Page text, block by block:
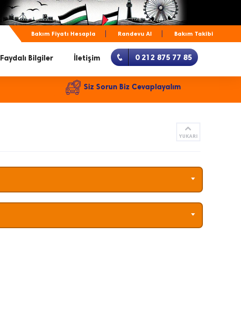
Bakım Fiyatı Hesapla Randevu Al Bakım Takibi
Faydalı Bilgiler İletişim 0 212 875 77 85
Siz Sorun Biz Cevaplayalım
YUKARI